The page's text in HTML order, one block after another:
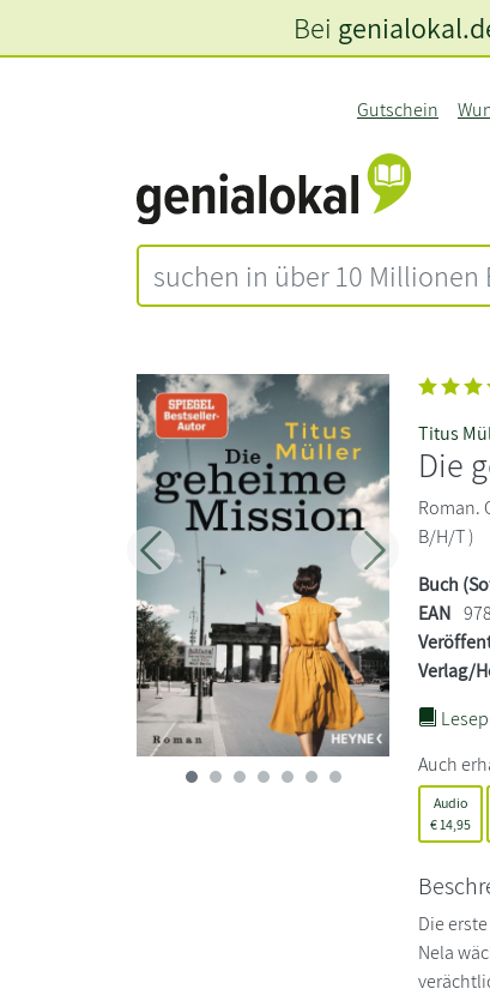
Gutschein
Bei
Zurück Weiter
Titus
Die
Roman.
B/H/T )
Buch
EAN
Verlag/
Auch
Audio
€ 14,95
Die
Nela